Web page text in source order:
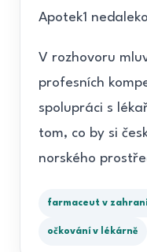
Apotek1
V rozhovoru
profesních
spolupráci s
tom, co by si
norského
farmaceut v
očkování v lékárně